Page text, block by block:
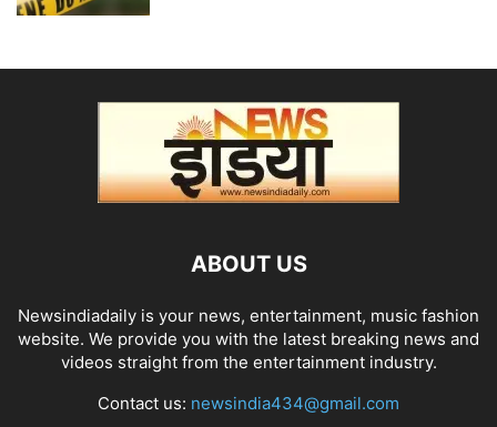
ABOUT US
Newsindiadaily is your news, entertainment, music fashion
website. We provide you with the latest breaking news and
videos straight from the entertainment industry.
Contact us: newsindia434@gmail.com